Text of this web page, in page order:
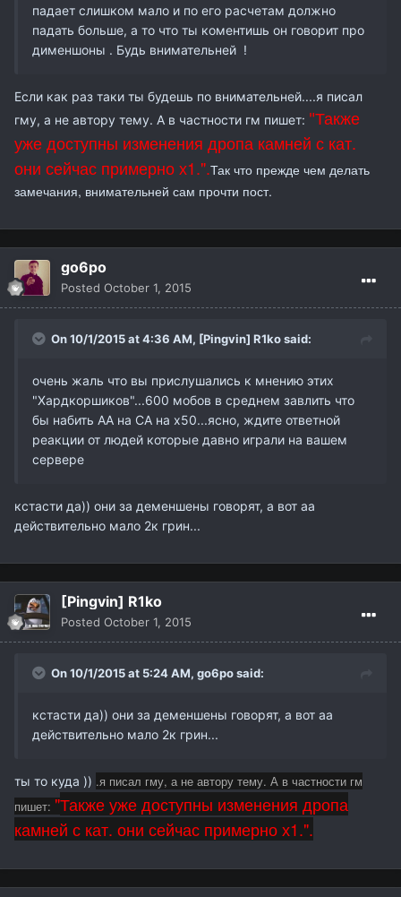
падает слишком мало и по его расчетам должно
падать больше, а то что ты коментишь он говорит про
дименшоны . Будь внимательней !
Если как раз таки ты будешь по внимательней....я писал
гму, а не автору тему. А в частности гм пишет: "Также
уже доступны изменения дропа камней с кат.
они сейчас примерно х1.".Так что прежде чем делать
замечания, внимательней сам прочти пост.
go6po
Posted October 1, 2015
On 10/1/2015 at 4:36 AM, [Pingvin] R1kosaid:
очень жаль что вы прислушались к мнению этих
"Хардкоршиков"...600 мобов в среднем завлить что
бы набить АА на СА на х50...ясно, ждите ответной
реакции от людей которые давно играли на вашем
сервере
кстасти да)) они за деменшены говорят, а вот аа
действительно мало 2к грин...
[Pingvin] R1ko
Posted October 1, 2015
On 10/1/2015 at 5:24 AM, go6posaid:
кстасти да)) они за деменшены говорят, а вот аа
действительно мало 2к грин...
ты то куда )) .я писал гму, а не автору тему. А в частности гм
пишет: "Также уже доступны изменения дропа
камней с кат. они сейчас примерно х1.".